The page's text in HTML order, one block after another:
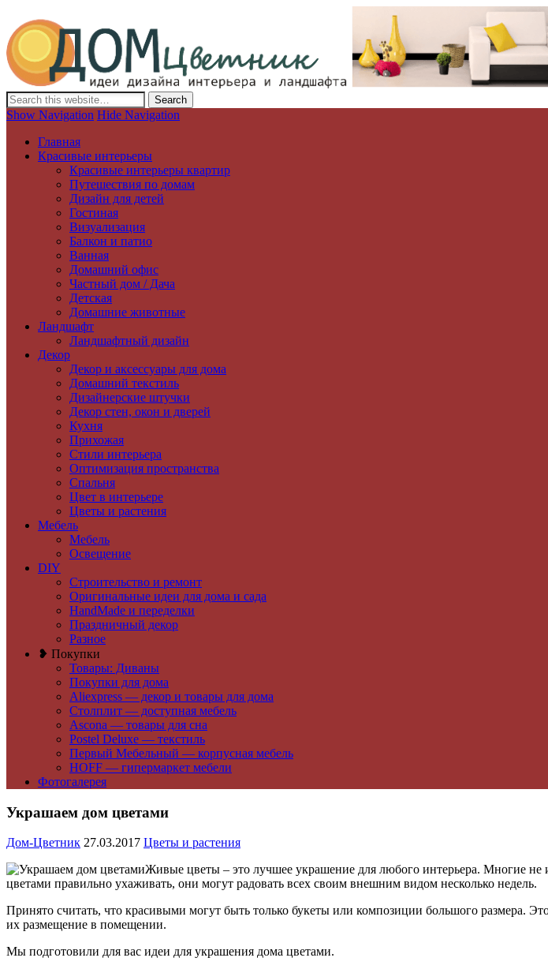
Дизайн интерьера и ландшафта, декор и обустройство дома. Идеи со всего мира.
Show Navigation Hide Navigation
Главная
Красивые интерьеры
Красивые интерьеры квартир
Путешествия по домам
Дизайн для детей
Гостиная
Визуализация
Балкон и патио
Ванная
Домашний офис
Частный дом / Дача
Детская
Домашние животные
Ландшафт
Ландшафтный дизайн
Декор
Декор и аксессуары для дома
Домашний текстиль
Дизайнерские штучки
Декор стен, окон и дверей
Кухня
Прихожая
Стили интерьера
Оптимизация пространства
Спальня
Цвет в интерьере
Цветы и растения
Мебель
Мебель
Освещение
DIY
Строительство и ремонт
Оригинальные идеи для дома и сада
HandMade и переделки
Праздничный декор
Разное
❥ Покупки
Товары: Диваны
Покупки для дома
Aliexpress — декор и товары для дома
Столплит — доступная мебель
Ascona — товары для сна
Postel Deluxe — текстиль
Первый Мебельный — корпусная мебель
HOFF — гипермаркет мебели
Фотогалерея
Украшаем дом цветами
Дом-Цветник 27.03.2017 Цветы и растения
Живые цветы – это лучшее украшение для любого интерьера. Многие
цветами правильно ухаживать, они могут радовать всех своим внешним видом несколько недель.
Принято считать, что красивыми могут быть только букеты или композиции большого размера.
их размещение в помещении.
Мы подготовили для вас идеи для украшения дома цветами.